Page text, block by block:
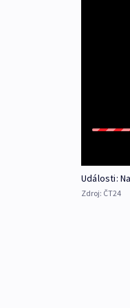
Události:
Zdroj: ČT24